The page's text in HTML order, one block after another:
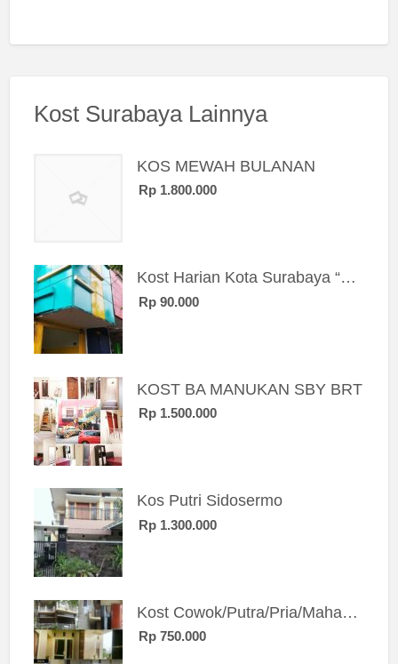
Kost Surabaya Lainnya
KOS MEWAH BULANAN
Rp 1.800.000
Kost Harian Kota Surabaya “Sierra Kost”
Rp 90.000
KOST BA MANUKAN SBY BRT
Rp 1.500.000
Kos Putri Sidosermo
Rp 1.300.000
Kost Cowok/Putra/Pria/Mahasiswa/Karyawan SIngle eksklusif bangunan baru
Rp 750.000